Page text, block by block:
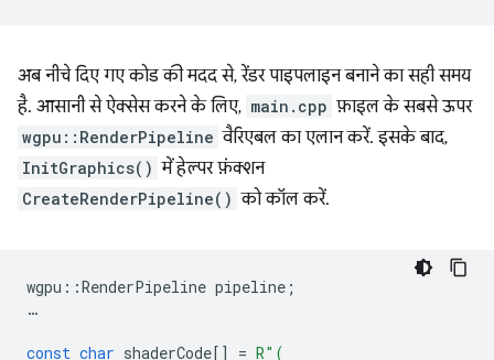
अब नीचे दिए गए कोड की मदद से, रेंडर पाइपलाइन बनाने का सही समय
है. आसानी से ऐक्सेस करने के लिए, main.cpp फ़ाइल के सबसे ऊपर
wgpu::RenderPipeline वैरिएबल का एलान करें. इसके बाद,
InitGraphics() में हेल्पर फ़ंक्शन
CreateRenderPipeline() को कॉल करें.
wgpu ::RenderPipeline pipeline ;
…
const char shaderCode [] = R" (